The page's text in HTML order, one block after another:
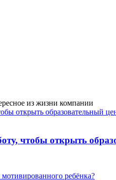
из жизни компании
чтобы открыть